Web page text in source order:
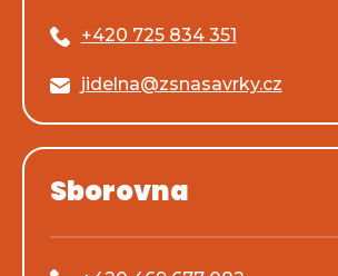
+420 725 834 351
jidelna@zsnasavrky.cz
Sborovna